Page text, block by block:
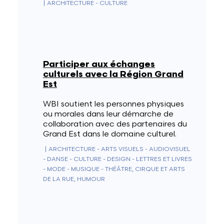
ARCHITECTURE - CULTURE
Participer aux échanges
culturels avec la Région Grand
Est
WBI soutient les personnes physiques
ou morales dans leur démarche de
collaboration avec des partenaires du
Grand Est dans le domaine culturel.
ARCHITECTURE - ARTS VISUELS - AUDIOVISUEL
- DANSE - CULTURE - DESIGN - LETTRES ET LIVRES
- MODE - MUSIQUE - THÉÂTRE, CIRQUE ET ARTS
DE LA RUE, HUMOUR